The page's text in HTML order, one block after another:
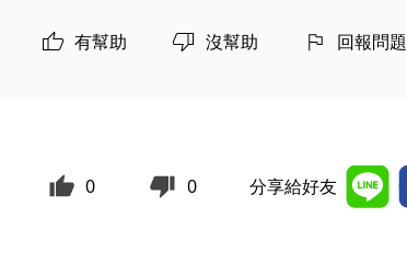
有幫助 沒幫助 回報問題
0 0 分享給好友